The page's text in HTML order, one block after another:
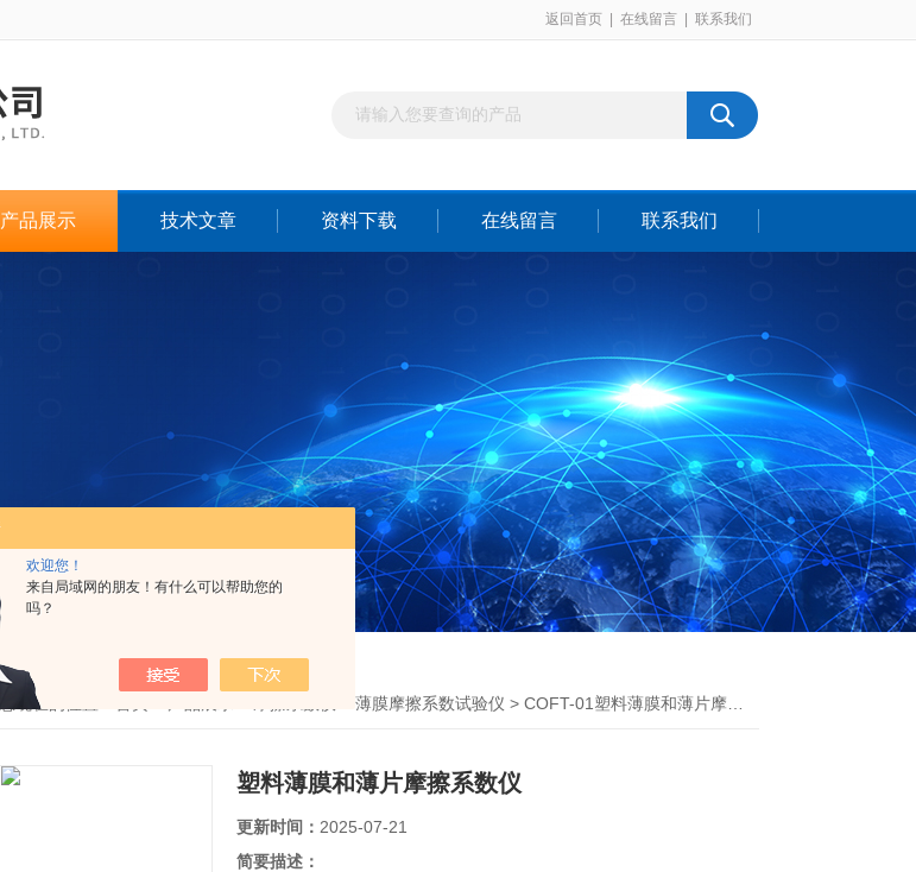
欢迎您！
来自局域网的朋友！有什么可以帮助您的
吗？
返回首页 在线留言 联系我们
产品展示 技术文章 资料下载 在线留言 联系我们
您现在的位置： 薄膜摩擦系数试验仪 > COFT-01塑料薄膜和薄片摩擦系数仪
塑料薄膜和薄片摩擦系数仪
更新时间： 2025-07-21
简要描述：